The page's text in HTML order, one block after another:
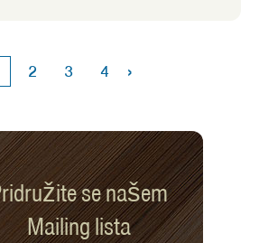
2 3 4 ›
se našem
Mailing lista